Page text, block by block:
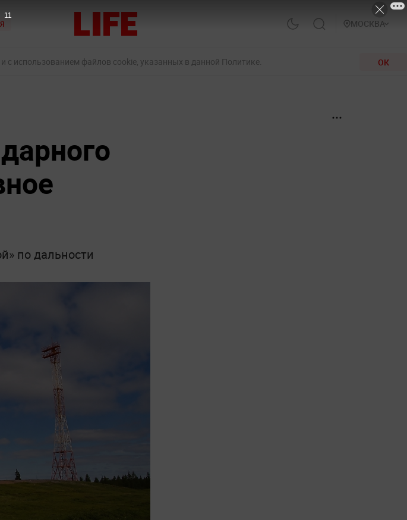
МОСКВА
и с использованием файлов cookie, указанных в данной Политике. ОК
по дальности
10